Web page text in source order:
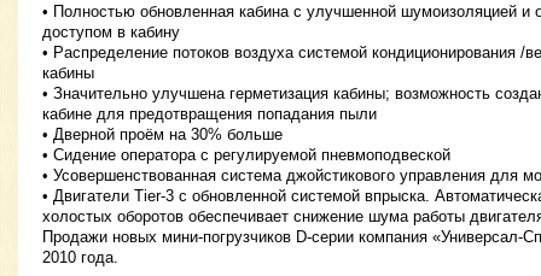
• Полностью обновленная кабина с улучшенной шумоизоляцией
доступом в кабину
• Распределение потоков воздуха системой кондиционирования /
кабины
• Значительно улучшена герметизация кабины; возможность
кабине для предотвращения попадания пыли
• Дверной проём на 30% больше
• Сидение оператора с регулируемой пневмоподвеской
• Усовершенствованная система джойстикового управления для
• Двигатели Tier-3 с обновленной системой впрыска.
холостых оборотов обеспечивает снижение шума работы
Продажи новых мини-погрузчиков D-серии компания «Универсал-
2010 года.